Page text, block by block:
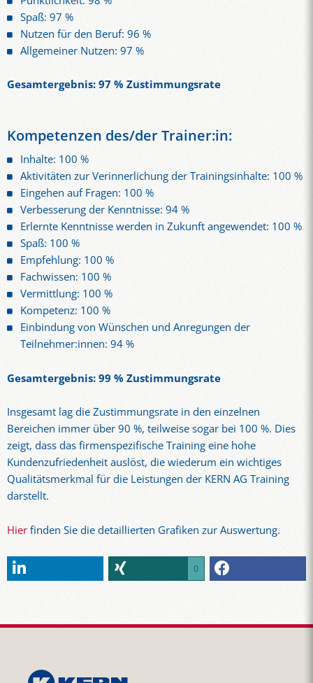
Spaß: 97 %
Nutzen für den Beruf: 96 %
Allgemeiner Nutzen: 97 %
Gesamtergebnis: 97 % Zustimmungsrate
Kompetenzen des/der Trainer:in:
Inhalte: 100 %
Aktivitäten zur Verinnerlichung der Trainingsinhalte: 100 %
Eingehen auf Fragen: 100 %
Verbesserung der Kenntnisse: 94 %
Erlernte Kenntnisse werden in Zukunft angewendet: 100 %
Spaß: 100 %
Empfehlung: 100 %
Fachwissen: 100 %
Vermittlung: 100 %
Kompetenz: 100 %
Einbindung von Wünschen und Anregungen der
Teilnehmer:innen: 94 %
Gesamtergebnis: 99 % Zustimmungsrate
Insgesamt lag die Zustimmungsrate in den einzelnen
Bereichen immer über 90 %, teilweise sogar bei 100 %. Dies
zeigt, dass das firmenspezifische Training eine hohe
Kundenzufriedenheit auslöst, die wiederum ein wichtiges
Qualitätsmerkmal für die Leistungen der KERN AG Training
darstellt.
Hierfinden Sie die detaillierten Grafiken zur Auswertung.
0